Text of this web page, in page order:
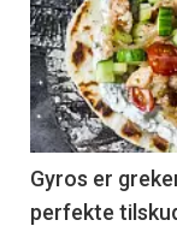
akkurat
nå
-
2
Gyros er
perfekte